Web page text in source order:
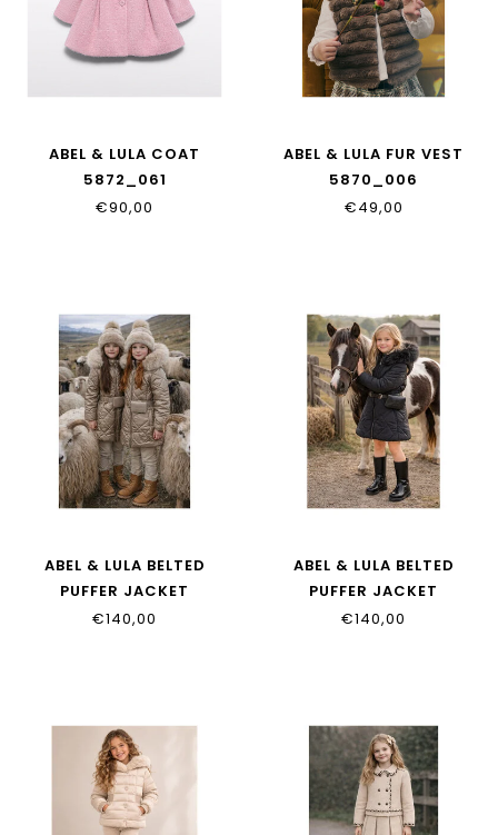
ABEL & LULA COAT
5872_061
€90,00
ABEL & LULA FUR VEST
5870_006
€49,00
ABEL & LULA BELTED
PUFFER JACKET
5814_080
€140,00
ABEL & LULA BELTED
PUFFER JACKET
5814_079
€140,00